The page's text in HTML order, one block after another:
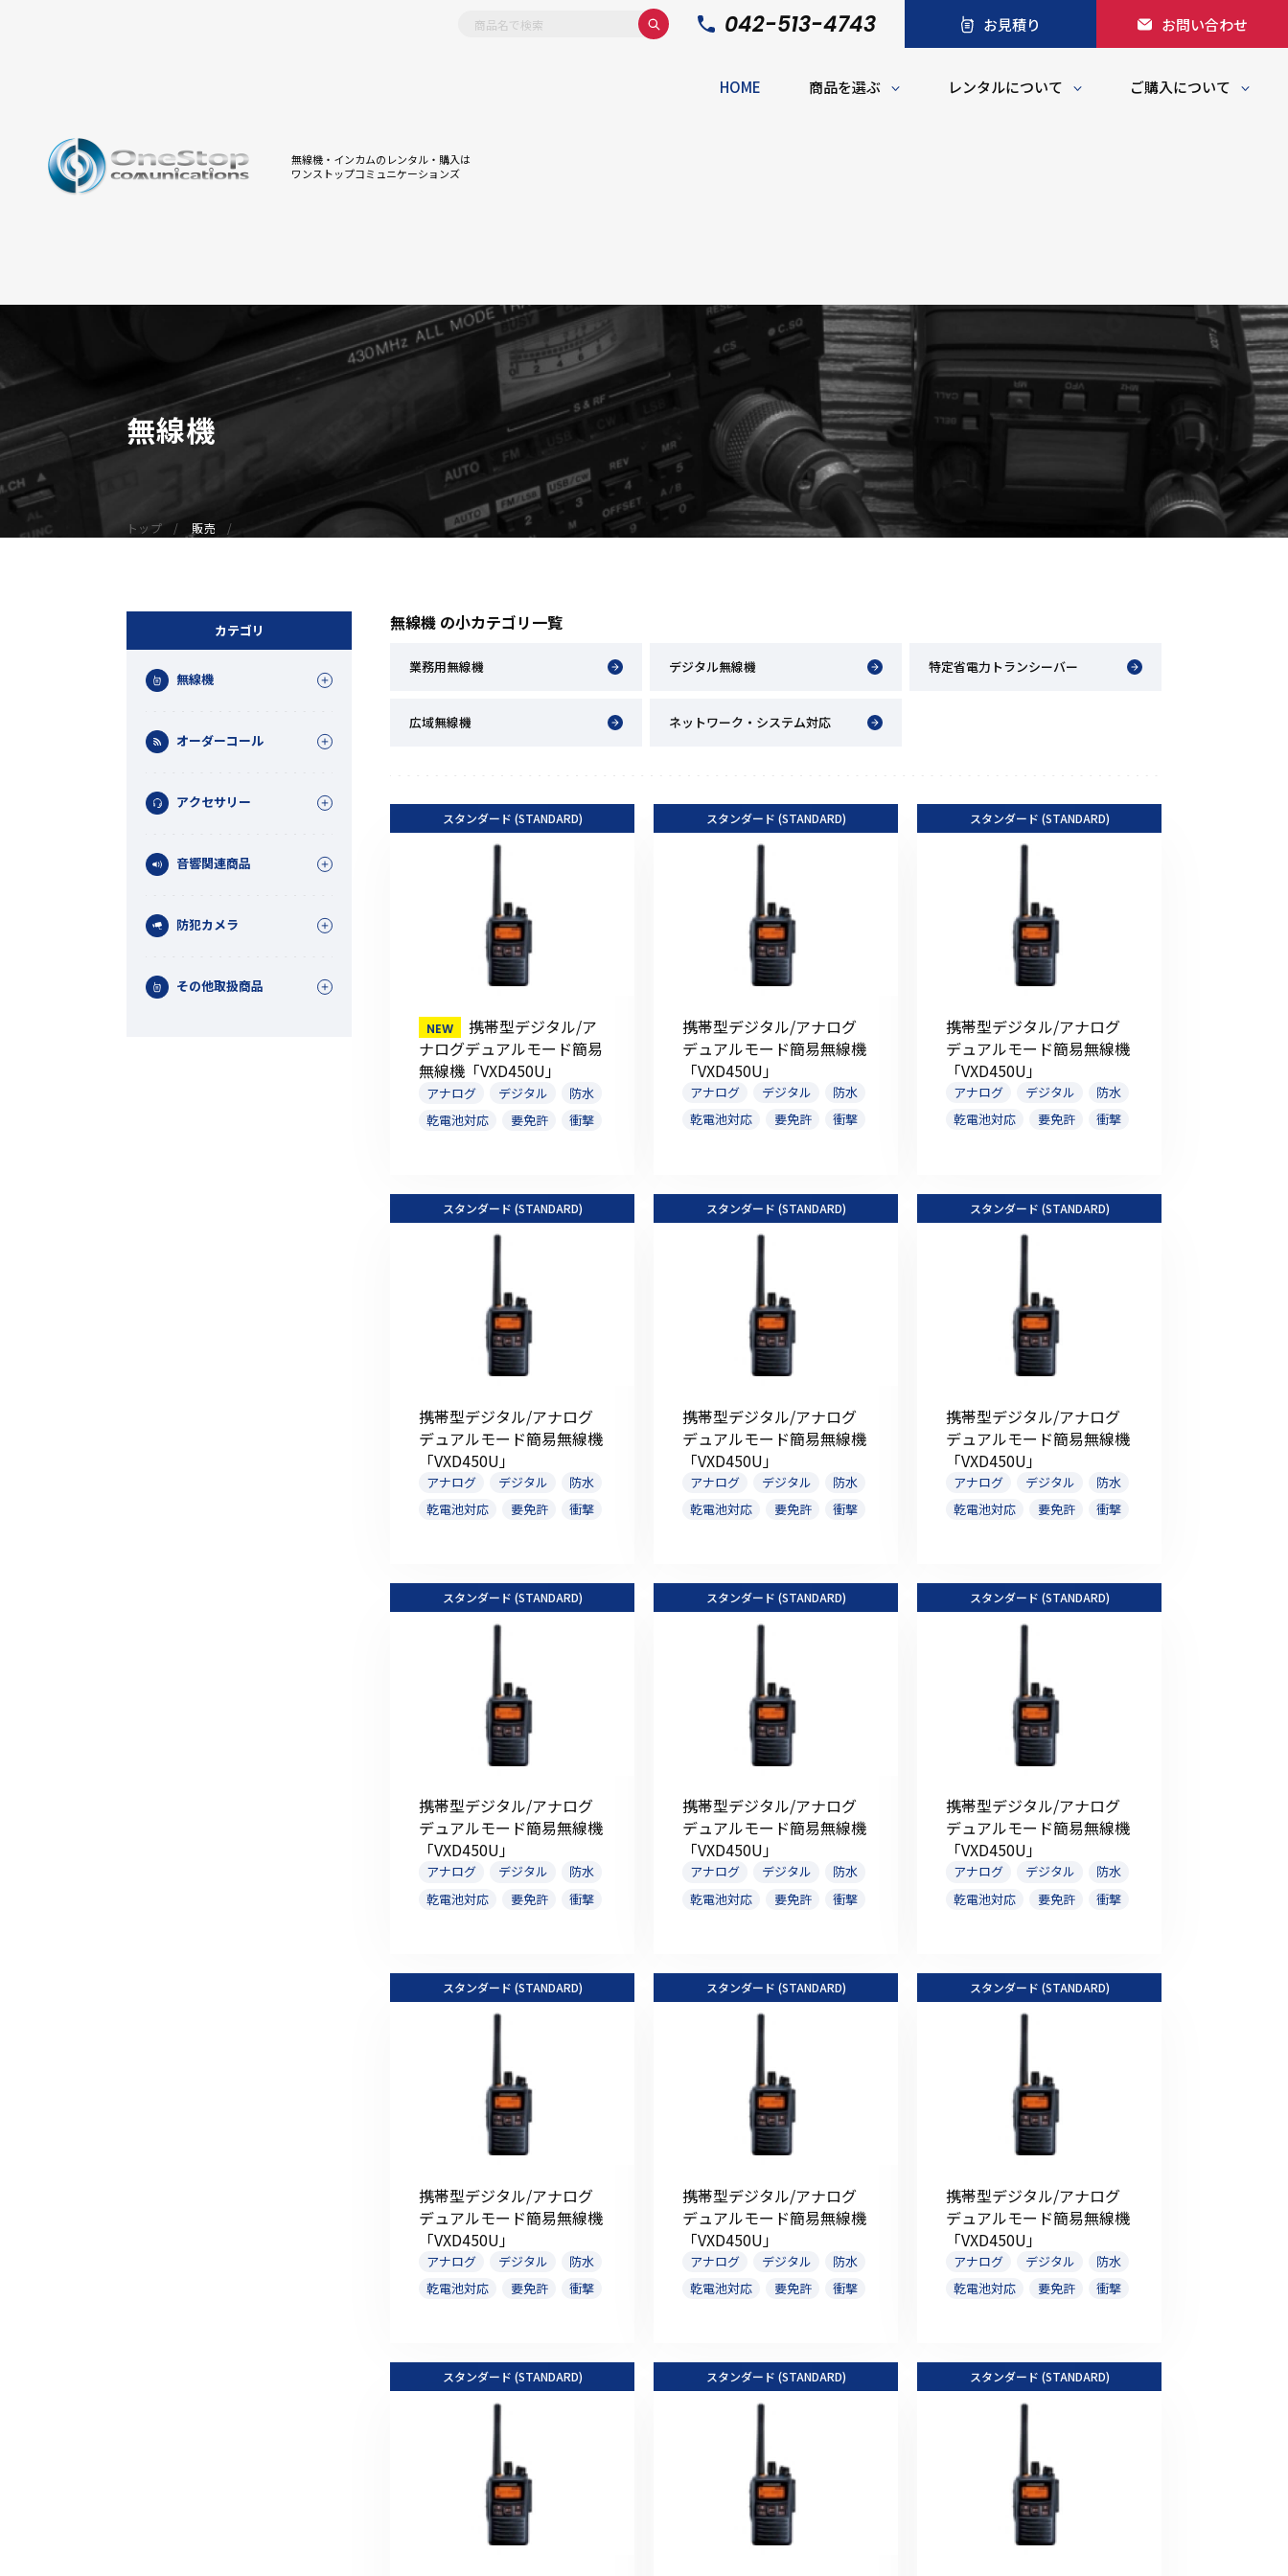
無線機・インカムのレンタル・購入は
ワンストップコミュニケーションズ
042-513-4743 お見積り お問い合わせ
HOME 商品を選ぶ レンタルについて ご購入について
デジタル無線機（登録局）
デジタル無線機（免許局）
受信機（レシーバー）
アマチュア無線機
ガイドラジオ（ガイドシステム）
デジタル小電力コミュニティ無線
ネットワークシステム対応商品
オーダーコール
オーダーコール
アクセサリー
イヤホンマイク
スピーカーマイク
イヤホン
ベルトクリップ
中継機
ポータブルワイヤレスアンプ
ドライブレコーダー
DCDCコンバーター/直流安定
金額から探す 業界使用例から探す
販売商品から探す
無線機
トップ 販売
カテゴリ
無線機
オーダーコール
アクセサリー
音響関連商品
防犯カメラ
その他取扱商品
無線機 の小カテゴリ一覧
業務用無線機 デジタル無線機 特定省電力トランシーバー
広域無線機 ネットワーク・システム対応
スタンダード (STANDARD)
携帯型デジタル/ア
ナログデュアルモード簡易
無線機「VXD450U」
アナログ デジタル
防水
乾電池対応
要免許 衝撃
スタンダード (STANDARD)
携帯型デジタル/アナログ
デュアルモード簡易無線機
「VXD450U」
アナログ デジタル
防水
乾電池対応
要免許 衝撃
スタンダード (STANDARD)
携帯型デジタル/アナログ
デュアルモード簡易無線機
「VXD450U」
アナログ デジタル
防水
乾電池対応
要免許 衝撃
スタンダード (STANDARD)
携帯型デジタル/アナログ
デュアルモード簡易無線機
「VXD450U」
アナログ デジタル
防水
乾電池対応
要免許 衝撃
スタンダード (STANDARD)
携帯型デジタル/アナログ
デュアルモード簡易無線機
「VXD450U」
アナログ デジタル
防水
乾電池対応
要免許 衝撃
スタンダード (STANDARD)
携帯型デジタル/アナログ
デュアルモード簡易無線機
「VXD450U」
アナログ デジタル
防水
乾電池対応
要免許 衝撃
スタンダード (STANDARD)
携帯型デジタル/アナログ
デュアルモード簡易無線機
「VXD450U」
アナログ デジタル
防水
乾電池対応
要免許 衝撃
スタンダード (STANDARD)
携帯型デジタル/アナログ
デュアルモード簡易無線機
「VXD450U」
アナログ デジタル
防水
乾電池対応
要免許 衝撃
スタンダード (STANDARD)
携帯型デジタル/アナログ
デュアルモード簡易無線機
「VXD450U」
アナログ デジタル
防水
乾電池対応
要免許 衝撃
スタンダード (STANDARD)
携帯型デジタル/アナログ
デュアルモード簡易無線機
「VXD450U」
アナログ デジタル
防水
乾電池対応
要免許 衝撃
スタンダード (STANDARD)
携帯型デジタル/アナログ
デュアルモード簡易無線機
「VXD450U」
アナログ デジタル
防水
乾電池対応
要免許 衝撃
スタンダード (STANDARD)
携帯型デジタル/アナログ
デュアルモード簡易無線機
「VXD450U」
アナログ デジタル
防水
乾電池対応
要免許 衝撃
スタンダード (STANDARD) スタンダード (STANDARD) スタンダード (STANDARD)